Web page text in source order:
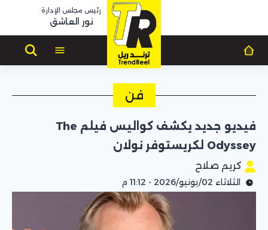
رئيس مجلس الإدارة
نور العاشق
فن
فيديو جديد يكشف كواليس فيلم The
Odyssey لكريستوفر نولان
كريم صلاح
الثلاثاء 02/يونيو/2026 - 11:12 م